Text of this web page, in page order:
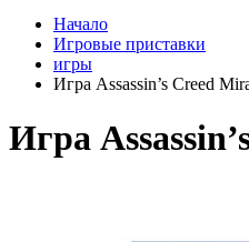
Начало
Игровые приставки
игры
Игра Assassin’s Creed
Игра